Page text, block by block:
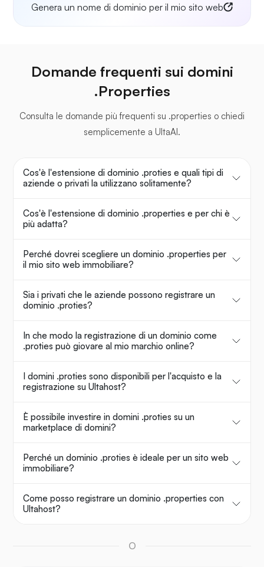
Genera un nome di dominio per il mio sito web
Domande frequenti sui domini
.Properties
Consulta le domande più frequenti su .properties o chiedi
semplicemente a UltaAI.
Cos'è l'estensione di dominio .proties e quali tipi di
aziende o privati la utilizzano solitamente?
Cos'è l'estensione di dominio .properties e per chi è
più adatta?
Perché dovrei scegliere un dominio .properties per
il mio sito web immobiliare?
Sia i privati che le aziende possono registrare un
dominio .proties?
In che modo la registrazione di un dominio come
.proties può giovare al mio marchio online?
I domini .proties sono disponibili per l'acquisto e la
registrazione su Ultahost?
È possibile investire in domini .proties su un
marketplace di domini?
Perché un dominio .proties è ideale per un sito web
immobiliare?
Come posso registrare un dominio .properties con
Ultahost?
O